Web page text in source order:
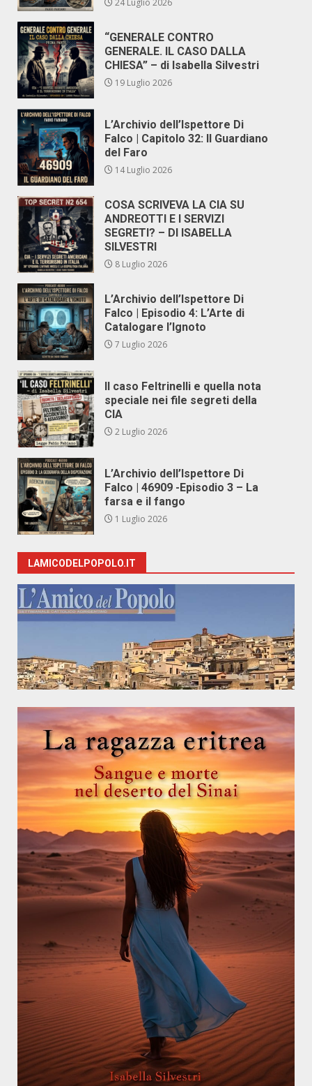
24 Luglio 2026
“GENERALE CONTRO
GENERALE. IL CASO DALLA
CHIESA” – di Isabella Silvestri
19 Luglio 2026
L’Archivio dell’Ispettore Di
Falco | Capitolo 32: Il Guardiano
del Faro
14 Luglio 2026
COSA SCRIVEVA LA CIA SU
ANDREOTTI E I SERVIZI
SEGRETI? – DI ISABELLA
SILVESTRI
8 Luglio 2026
L’Archivio dell’Ispettore Di
Falco | Episodio 4: L’Arte di
Catalogare l’Ignoto
7 Luglio 2026
Il caso Feltrinelli e quella nota
speciale nei file segreti della
CIA
2 Luglio 2026
L’Archivio dell’Ispettore Di
Falco | 46909 -Episodio 3 – La
farsa e il fango
1 Luglio 2026
LAMICODELPOPOLO.IT